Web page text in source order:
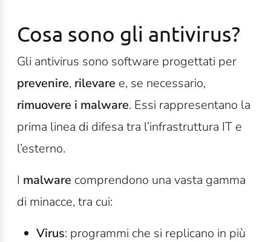
Cosa sono gli antivirus?
Gli antivirus sono software progettati per
prevenire, rilevare e, se necessario,
rimuovere i malware. Essi rappresentano la
prima linea di difesa tra l’infrastruttura IT e
l’esterno.
I malware comprendono una vasta gamma
di minacce, tra cui:
Virus: programmi che si replicano in più